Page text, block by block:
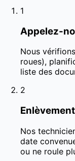
1
Appelez-
Nous
roues),
liste des
2
Nos
date
ou ne roule